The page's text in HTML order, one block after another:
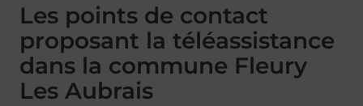
Les points de contact
proposant la téléassistance
dans la commune Fleury
Les Aubrais